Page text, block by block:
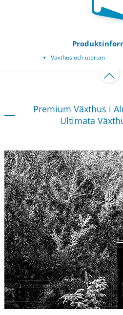
Växthus och uterum
Premium Växthus i
Ultimata